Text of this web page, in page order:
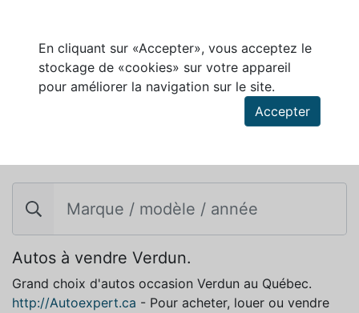
En cliquant sur «Accepter», vous acceptez le
stockage de «cookies» sur votre appareil
pour améliorer la navigation sur le site.
Accepter
Autos à vendre Verdun.
Grand choix d'autos occasion Verdun au Québec.
http://Autoexpert.ca - Pour acheter, louer ou vendre